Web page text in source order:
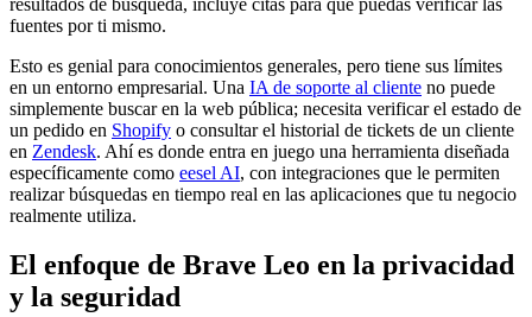
fuentes por ti mismo.
Esto es genial para conocimientos generales, pero tiene sus límites
en un entorno empresarial. Una IA de soporte al cliente no puede
simplemente buscar en la web pública; necesita verificar el estado de
un pedido en Shopify o consultar el historial de tickets de un cliente
en Zendesk. Ahí es donde entra en juego una herramienta diseñada
específicamente como eesel AI, con integraciones que le permiten
realizar búsquedas en tiempo real en las aplicaciones que tu negocio
realmente utiliza.
El enfoque de Brave Leo en la privacidad
y la seguridad